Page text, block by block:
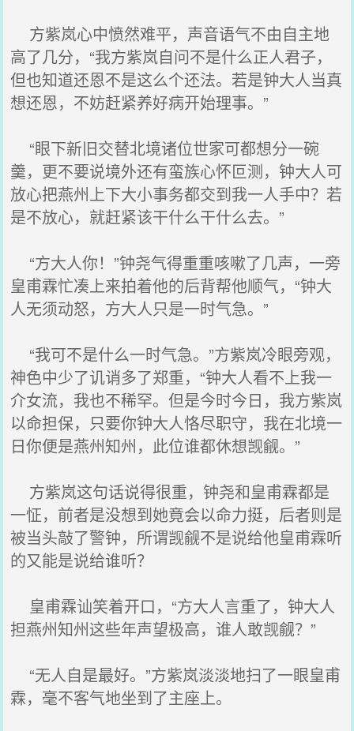
方紫岚心中愤然难平，声音语气不由自主地
高了几分，“我方紫岚自问不是什么正人君子，
但也知道还恩不是这么个还法。若是钟大人当真
想还恩，不妨赶紧养好病开始理事。”
“眼下新旧交替北境诸位世家可都想分一碗
羹，更不要说境外还有蛮族心怀叵测，钟大人可
放心把燕州上下大小事务都交到我一人手中？若
是不放心，就赶紧该干什么干什么去。”
“方大人你！”钟尧气得重重咳嗽了几声，一旁
皇甫霖忙凑上来拍着他的后背帮他顺气，“钟大
人无须动怒，方大人只是一时气急。”
“我可不是什么一时气急。”方紫岚冷眼旁观，
神色中少了讥诮多了郑重，“钟大人看不上我一
介女流，我也不稀罕。但是今时今日，我方紫岚
以命担保，只要你钟大人恪尽职守，我在北境一
日你便是燕州知州，此位谁都休想觊觎。”
方紫岚这句话说得很重，钟尧和皇甫霖都是
一怔，前者是没想到她竟会以命力挺，后者则是
被当头敲了警钟，所谓觊觎不是说给他皇甫霖听
的又能是说给谁听？
皇甫霖讪笑着开口，“方大人言重了，钟大人
担燕州知州这些年声望极高，谁人敢觊觎？”
“无人自是最好。”方紫岚淡淡地扫了一眼皇甫
霖，毫不客气地坐到了主座上。